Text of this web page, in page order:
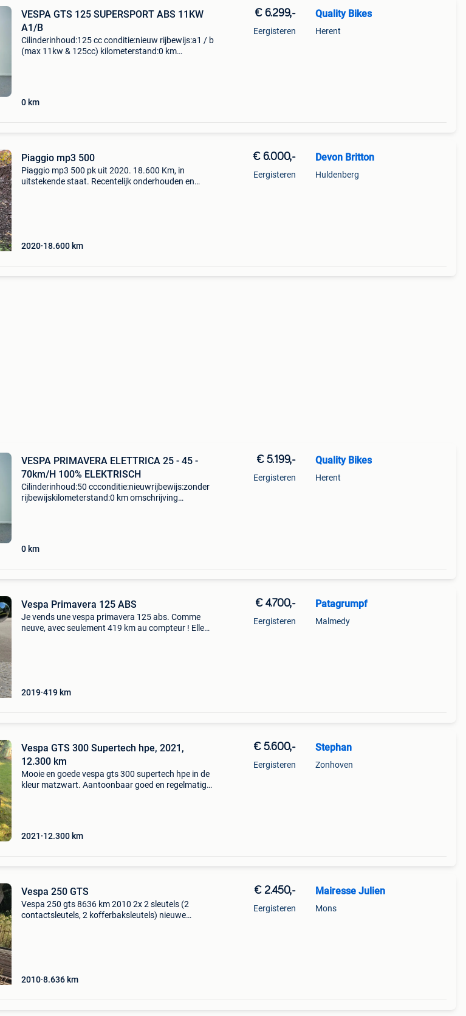
VESPA GTS 125 SUPERSPORT ABS 11KW
A1/B
Cilinderinhoud:125 cc conditie:nieuw rijbewijs:a1 / b
(max 11kw & 125cc) kilometerstand:0 km
0 km
€ 6.299,-
Eergisteren
Quality Bikes
Herent
Piaggio mp3 500
Piaggio mp3 500 pk uit 2020. 18.600 Km, in
uitstekende staat. Recentelijk onderhouden en
2020 18.600 km
€ 6.000,-
Eergisteren
Devon Britton
Huldenberg
VESPA PRIMAVERA ELETTRICA 25 - 45 -
70km/H 100% ELEKTRISCH
Cilinderinhoud:50 ccconditie:nieuwrijbewijs:zonder
rijbewijskilometerstand:0 km omschrijving
0 km
€ 5.199,-
Eergisteren
Quality Bikes
Herent
Vespa Primavera 125 ABS
Je vends une vespa primavera 125 abs. Comme
neuve, avec seulement 419 km au compteur ! Elle
2019 419 km
€ 4.700,-
Eergisteren
Patagrumpf
Malmedy
Vespa GTS 300 Supertech hpe, 2021,
12.300 km
Mooie en goede vespa gts 300 supertech hpe in de
kleur matzwart. Aantoonbaar goed en regelmatig
2021 12.300 km
€ 5.600,-
Eergisteren
Stephan
Zonhoven
Vespa 250 GTS
Vespa 250 gts 8636 km 2010 2x 2 sleutels (2
contactsleutels, 2 kofferbaksleutels) nieuwe
2010 8.636 km
€ 2.450,-
Eergisteren
Mairesse Julien
Mons